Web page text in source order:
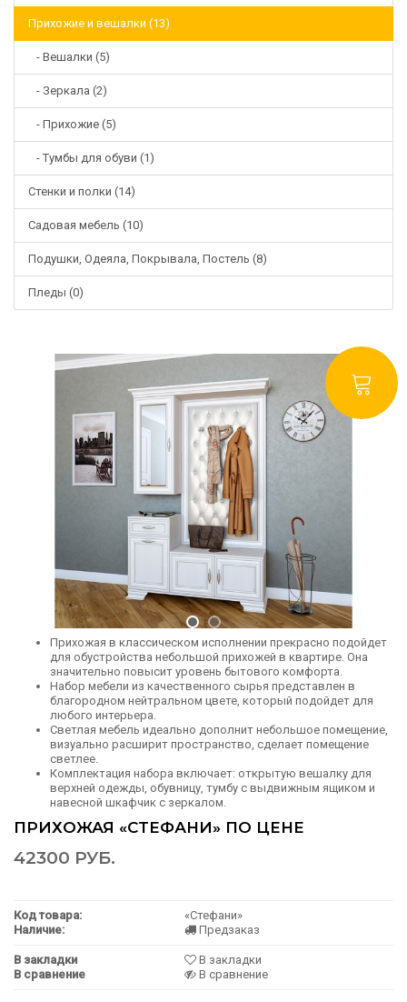
Прихожие и вешалки (13)
- Вешалки (5)
- Зеркала (2)
- Прихожие (5)
- Тумбы для обуви (1)
Стенки и полки (14)
Садовая мебель (10)
Подушки, Одеяла, Покрывала, Постель (8)
Пледы (0)
ПРИХОЖАЯ «СТЕФАНИ» ПО ЦЕНЕ
42300 РУБ.
Код товара:
«Стефани»
Наличие:
Предзаказ
В закладки
В закладки
В сравнение
В сравнение
Прихожая в классическом исполнении прекрасно подойдет
для обустройства небольшой прихожей в квартире. Она
значительно повысит уровень бытового комфорта.
Набор мебели из качественного сырья представлен в
благородном нейтральном цвете, который подойдет для
любого интерьера.
Светлая мебель идеально дополнит небольшое помещение,
визуально расширит пространство, сделает помещение
светлее.
Комплектация набора включает: открытую вешалку для
верхней одежды, обувницу, тумбу с выдвижным ящиком и
навесной шкафчик с зеркалом.